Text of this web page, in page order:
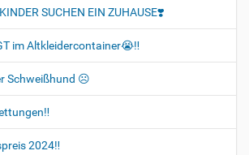
SUCHEN EIN ZUHAUSE❣️
im Altkleidercontainer😭‼️
Schweißhund ☹️
2024‼️